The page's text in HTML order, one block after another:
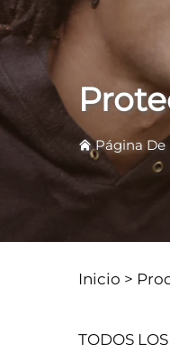
Página De
Inicio >
TODOS